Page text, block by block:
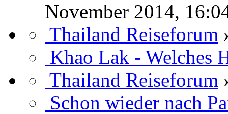
November 2014,
Thailand Reiseforum
Khao Lak - Welches
Thailand Reiseforum
Schon wieder nach